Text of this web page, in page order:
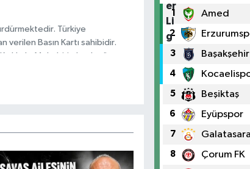
Türkiye
verilen Basın Kartı sahibidir.
Muhabiri olarak görev
1 Amed
2
3 Başakşehir
4
5 Beşiktaş
6 Eyüpspor
7
8 Çorum FK